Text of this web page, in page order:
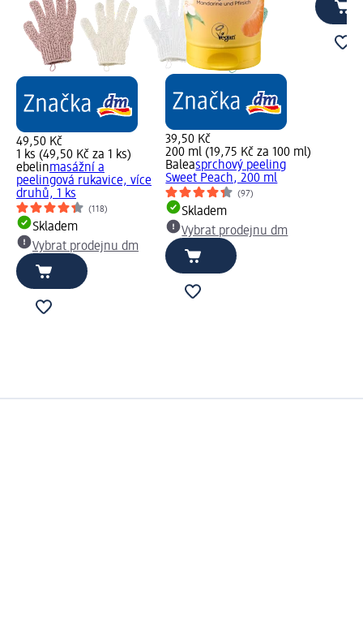
49,50 Kč
1 ks (49,50 Kč za 1 ks)
ebelinmasážní a
peelingová rukavice, více
druhů, 1 ks
(118)
Skladem
Vybrat prodejnu dm
39,50 Kč
200 ml (19,75 Kč za 100 ml)
Baleasprchový peeling
Sweet Peach, 200 ml
(97)
Skladem
Vybrat prodejnu dm